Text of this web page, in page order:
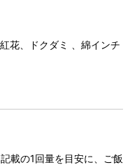
花、ドクダミ 、綿インチ
載の1回量を目安に、ご飯